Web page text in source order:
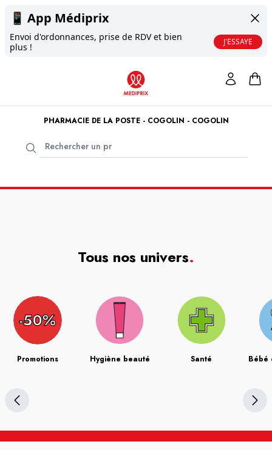
📱 App Médiprix
Envoi d'ordonnances, prise de RDV et bien
plus !
J'ESSAYE
PHARMACIE DE LA POSTE - COGOLIN - COGOLIN
Tous nos univers.
Promotions Hygiène beauté Santé Bébé